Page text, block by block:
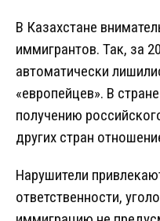
В Казахстане
иммигрантов. Так, за
автоматически
«европейцев». В
получению
других стран
Нарушители
ответственности,